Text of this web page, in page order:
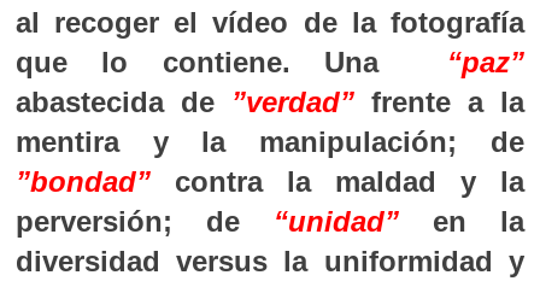
al recoger el vídeo de la fotografía
que lo contiene. Una “paz”
abastecida de ”verdad”frente a la
mentira y la manipulación; de
”bondad”contra la maldad y la
perversión; de “unidad” en la
diversidad versus la uniformidad y